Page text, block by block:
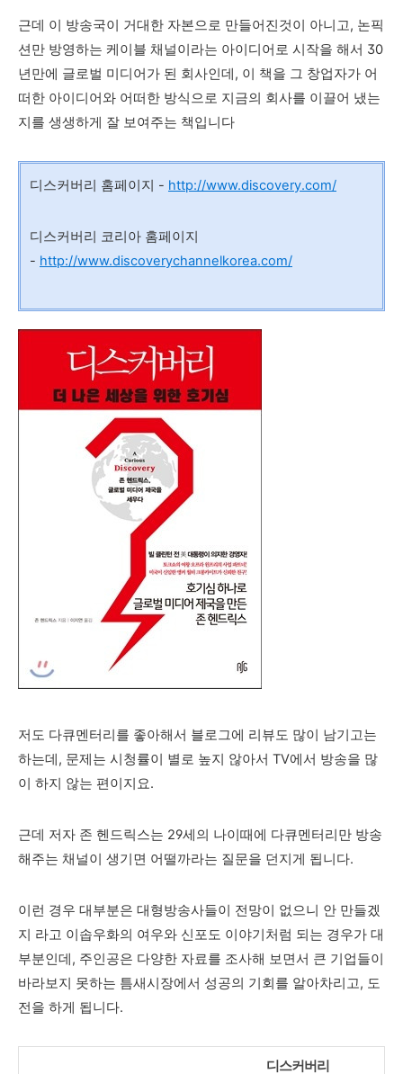
근데 이 방송국이 거대한 자본으로 만들어진것이 아니고, 논픽
션만 방영하는 케이블 채널이라는 아이디어로 시작을 해서 30
년만에 글로벌 미디어가 된 회사인데, 이 책을 그 창업자가 어
떠한 아이디어와 어떠한 방식으로 지금의 회사를 이끌어 냈는
지를 생생하게 잘 보여주는 책입니다
디스커버리 홈페이지 - http://www.discovery.com/
디스커버리 코리아 홈페이지
- http://www.discoverychannelkorea.com/
저도 다큐멘터리를 좋아해서 블로그에 리뷰도 많이 남기고는
하는데, 문제는 시청률이 별로 높지 않아서 TV에서 방송을 많
이 하지 않는 편이지요.
근데 저자 존 헨드릭스는 29세의 나이때에 다큐멘터리만 방송
해주는 채널이 생기면 어떨까라는 질문을 던지게 됩니다.
이런 경우 대부분은 대형방송사들이 전망이 없으니 안 만들겠
지 라고 이솝우화의 여우와 신포도 이야기처럼 되는 경우가 대
부분인데, 주인공은 다양한 자료를 조사해 보면서 큰 기업들이
바라보지 못하는 틈새시장에서 성공의 기회를 알아차리고, 도
전을 하게 됩니다.
디스커버리